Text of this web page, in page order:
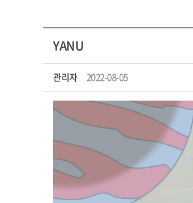
YANU
관리자 2022-08-05